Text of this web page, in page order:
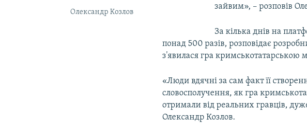
Олександр Козлов
зайвим», – розповів
За кілька днів на
понад 500 разів, розповідає
з'явилася гра кримськотатарською
«Люди вдячні за сам факт її
словосполучення, як гра
отримали від реальних гравців,
Олександр Козлов.